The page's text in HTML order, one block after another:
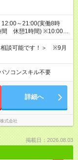
～21:00(実働8時
間 休憩1時間) ※10:00～
シフト制
談可能です！＞ ※9月
ソコンスキル不要
詳細へ
式会社
掲載日：2026.08.03